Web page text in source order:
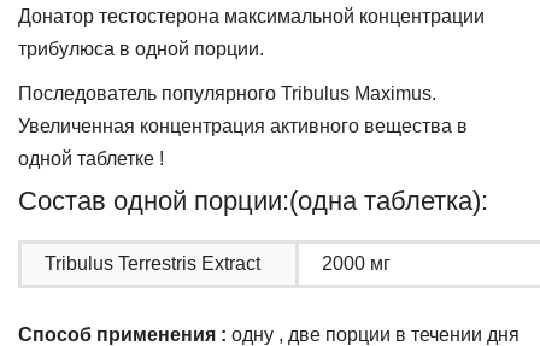
Донатор тестостерона максимальной концентрации
трибулюса в одной порции.
Последователь популярного Tribulus Maximus.
Увеличенная концентрация активного вещества в
одной таблетке !
Состав одной порции:(одна таблетка):
Tribulus Terrestris Extract 2000 мг
Способ применения : одну , две порции в течении дня